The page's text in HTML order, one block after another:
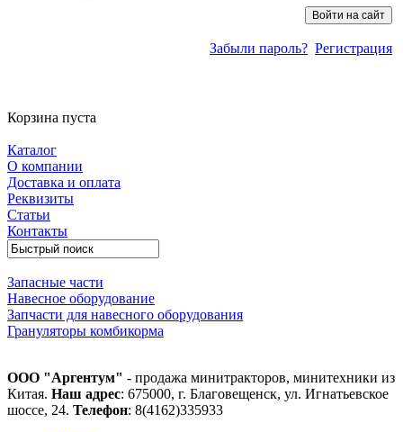
Забыли пароль? Регистрация
Корзина пуста
Каталог
О компании
Доставка и оплата
Реквизиты
Статьи
Контакты
Запасные части
Навесное оборудование
Запчасти для навесного оборудования
Грануляторы комбикорма
ООО "Аргентум" - продажа минитракторов, минитехники из
Китая. Наш адрес: 675000, г. Благовещенск, ул. Игнатьевское
шоссе, 24. Телефон: 8(4162)335933